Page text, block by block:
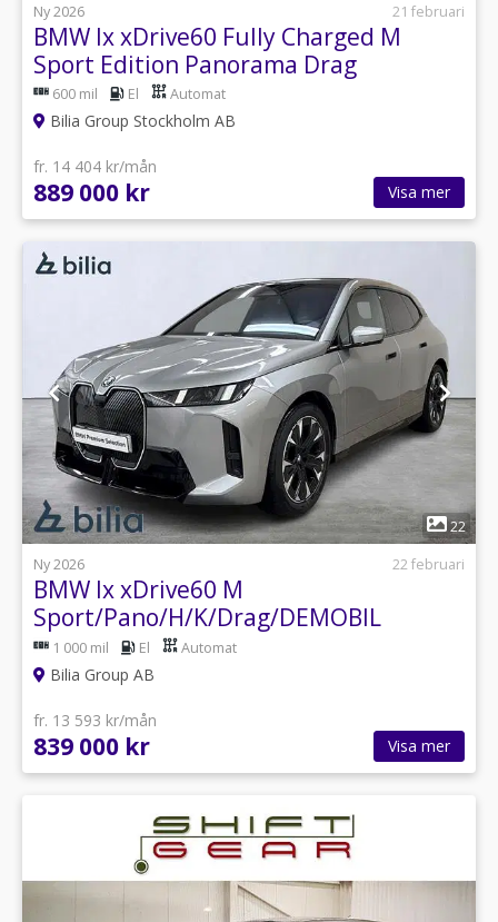
Ny 2026
21 februari
BMW Ix xDrive60 Fully Charged M
Sport Edition Panorama Drag
600 mil El Automat
Bilia Group Stockholm AB
fr. 14 404 kr/mån
889 000 kr Visa mer
1
22
Ny 2026
22 februari
BMW Ix xDrive60 M
Sport/Pano/H/K/Drag/DEMOBIL
1 000 mil El Automat
Bilia Group AB
fr. 13 593 kr/mån
839 000 kr Visa mer